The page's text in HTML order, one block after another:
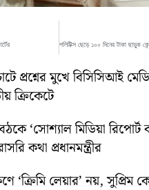
প্রশ্নের মুখে বিসিসিআই
ক্রিকেটে
‘সোশ্যাল মিডিয়া রিপোর্ট
কথা প্রধানমন্ত্রীর
‘ক্রিমি লেয়ার’ নয়, সুপ্রিম